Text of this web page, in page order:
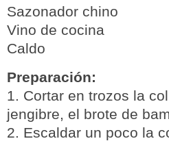
Sazonador chino
Vino de cocina
Caldo
Preparación:
1. Cortar en trozos la
jengibre, el brote de
2. Escaldar un poco la